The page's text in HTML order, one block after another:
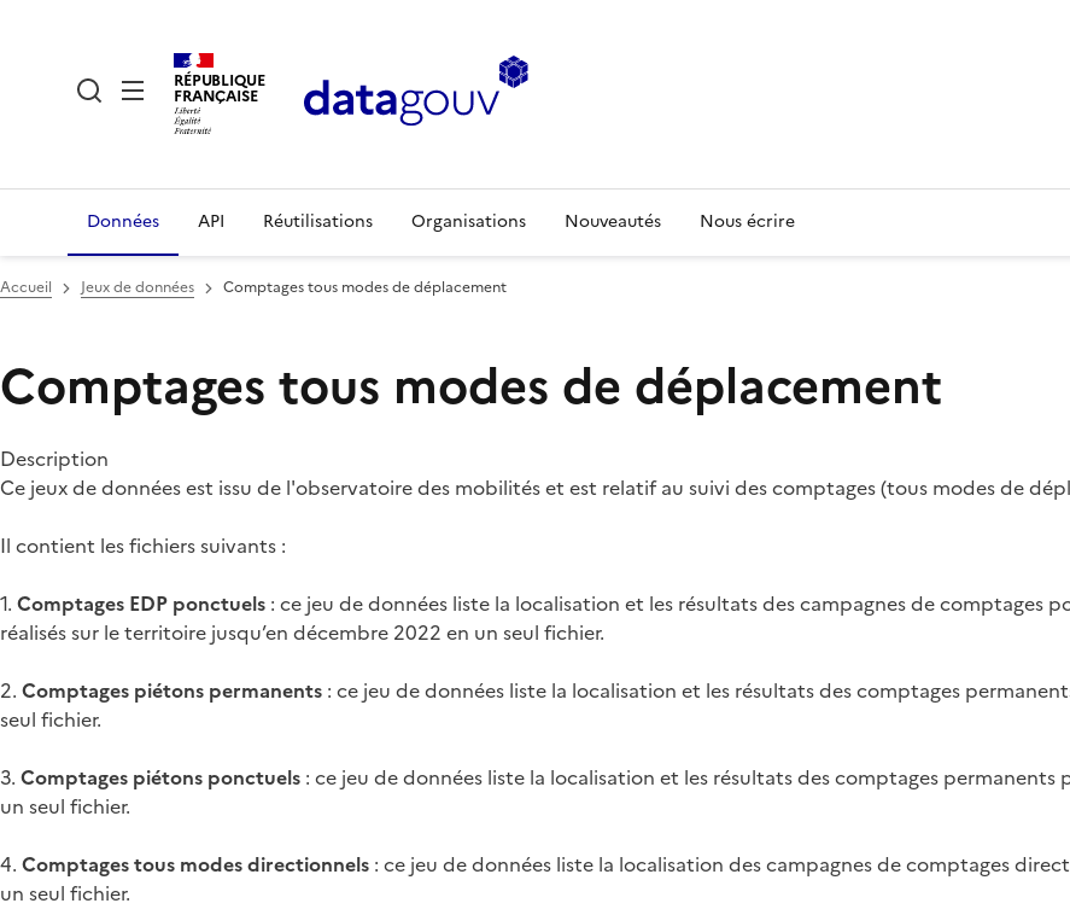
RÉPUBLIQUE
FRANÇAISE
Données API Réutilisations Organisations Nouveautés Nous écrire
Accueil Jeux de données Comptages tous modes de déplacement
Comptages tous modes de déplacement
Description
Ce jeux de données est issu de l'observatoire des mobilités et est relatif au suivi des comptages (tous modes de
Il contient les fichiers suivants :
1. Comptages EDP ponctuels : ce jeu de données liste la localisation et les résultats des campagnes de comptages
réalisés sur le territoire jusqu’en décembre 2022 en un seul fichier.
2. Comptages piétons permanents : ce jeu de données liste la localisation et les résultats des comptages
seul fichier.
3. Comptages piétons ponctuels : ce jeu de données liste la localisation et les résultats des comptages
un seul fichier.
4. Comptages tous modes directionnels : ce jeu de données liste la localisation des campagnes de comptages
un seul fichier.